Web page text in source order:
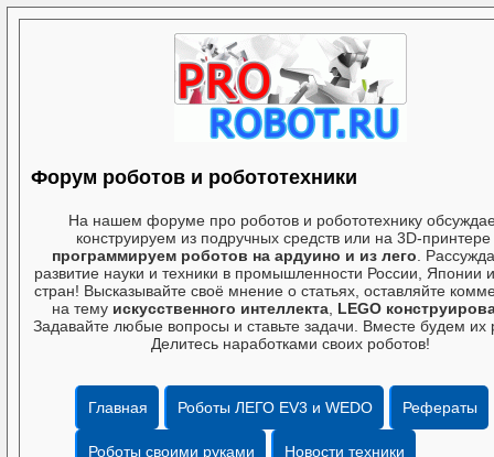
Форум роботов и робототехники
На нашем форуме про роботов и робототехнику
конструируем из подручных средств или на 3D-принтере
программируем роботов на ардуино и из лего .
развитие науки и техники в промышленности России, Японии
стран! Высказывайте своё мнение о статьях, оставляйте
на тему искусственного интеллекта LEGO
Задавайте любые вопросы и ставьте задачи. Вместе будем их
Делитесь наработками своих роботов!
Главная Роботы ЛЕГО EV3 и WEDO Рефераты
Роботы своими руками Новости техники